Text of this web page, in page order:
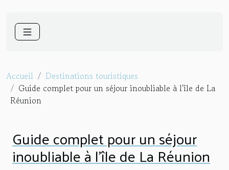
Accueil
Destinations touristiques
Guide complet pour un séjour inoubliable à l'île de La
Réunion
Guide complet pour un séjour
inoubliable à l'île de La Réunion